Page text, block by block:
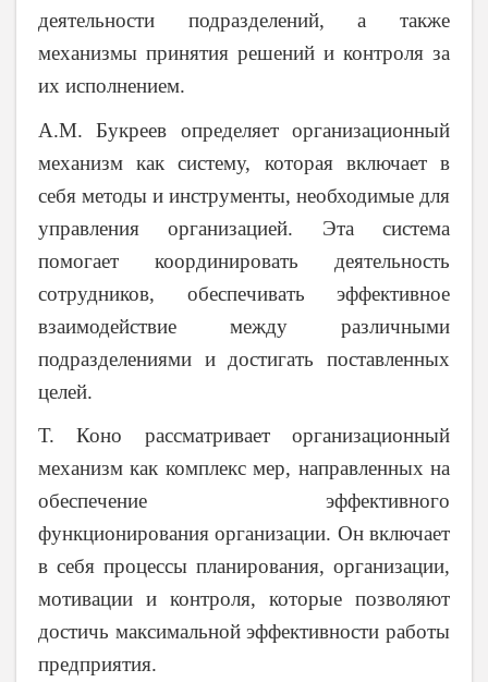
деятельности подразделений, а также
механизмы принятия решений и контроля за
их исполнением.
А.М. Букреев определяет организационный
механизм как систему, которая включает в
себя методы и инструменты, необходимые для
управления организацией. Эта система
помогает координировать деятельность
сотрудников, обеспечивать эффективное
взаимодействие между различными
подразделениями и достигать поставленных
целей.
Т. Коно рассматривает организационный
механизм как комплекс мер, направленных на
обеспечение эффективного
функционирования организации. Он включает
в себя процессы планирования, организации,
мотивации и контроля, которые позволяют
достичь максимальной эффективности работы
предприятия.